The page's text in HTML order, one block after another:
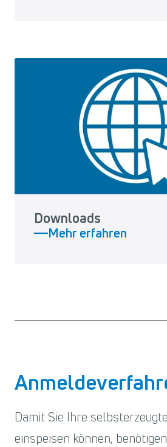
Downloads
Mehr erfahren
Damit Sie Ihre
einspeisen können,